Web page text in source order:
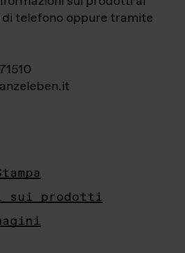
telefono oppure tramite
sui prodotti